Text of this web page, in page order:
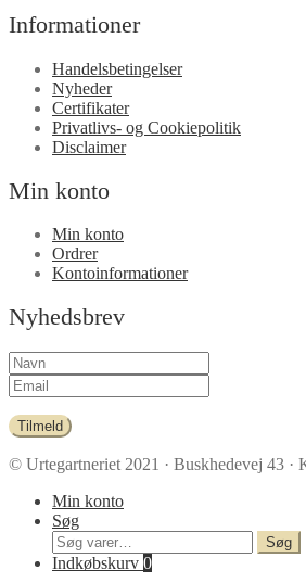
Informationer
Handelsbetingelser
Nyheder
Certifikater
Privatlivs- og Cookiepolitik
Disclaimer
Min konto
Min konto
Ordrer
Kontoinformationer
Nyhedsbrev
Tilmeld
© Urtegartneriet 2021 · Buskhedevej 43 ·
Min konto
Søg
Søg
efter:
Søg
Indkøbskurv 0